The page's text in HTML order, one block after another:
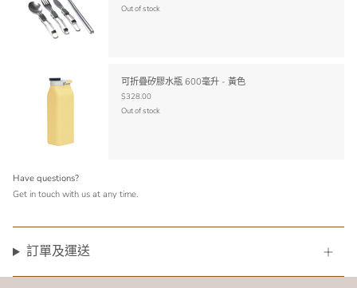
Out of stock
可折疊矽膠水瓶 600毫升 - 黃色
$328.00
Out of stock
Have questions?
Get in touch with us at any time.
訂單及運送